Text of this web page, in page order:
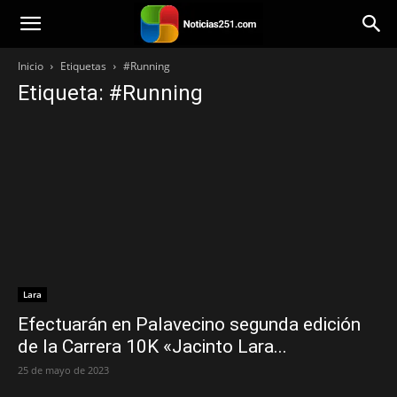
Noticias251
Inicio Etiquetas #Running
Etiqueta: #Running
Lara
Efectuarán en Palavecino segunda edición
de la Carrera 10K «Jacinto Lara...
25 de mayo de 2023